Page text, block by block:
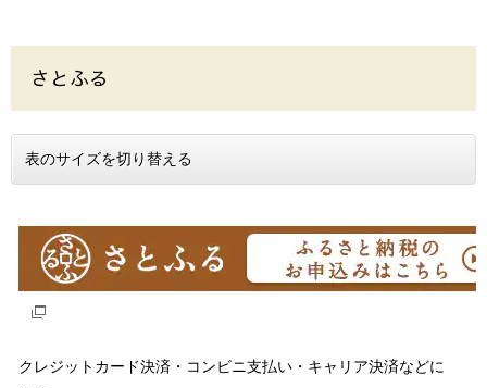
さとふる
表のサイズを切り替える
クレジットカード決済・コンビニ支払い・キャリア決済などに